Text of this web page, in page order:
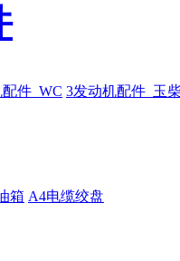
件_WC 3发动机配件_玉
箱 A4电缆绞盘